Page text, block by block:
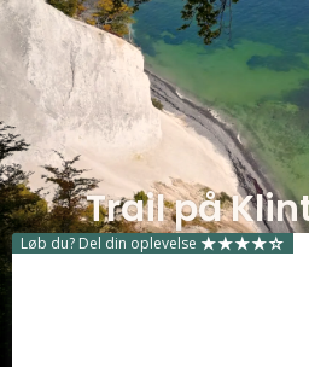
Trail på
Løb du? Del din oplevelse